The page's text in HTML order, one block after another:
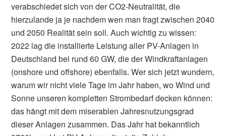
verabschiedet sich von der CO2-Neutralität, die
hierzulande ja je nachdem wen man fragt zwischen 2040
und 2050 Realität sein soll. Auch wichtig zu wissen:
2022 lag die installierte Leistung aller PV-Anlagen in
Deutschland bei rund 60 GW, die der Windkraftanlagen
(onshore und offshore) ebenfalls. Wer sich jetzt wundern,
warum wir nicht viele Tage im Jahr haben, wo Wind und
Sonne unseren kompletten Strombedarf decken können:
das hängt mit dem miserablen Jahresnutzungsgrad
dieser Anlagen zusammen. Das Jahr hat bekanntlich